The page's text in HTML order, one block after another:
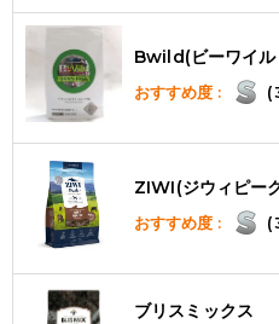
Bwild(ビーワイル
おすすめ度 :
ZIWI(ジウィピー
おすすめ度 :
ブリスミックス